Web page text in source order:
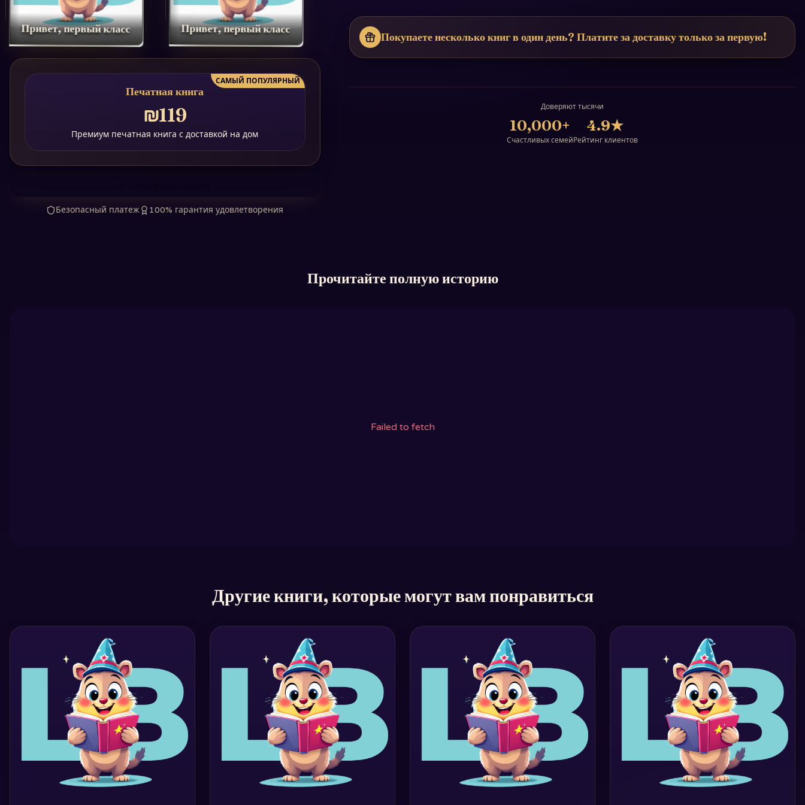
Привет, первый класс Привет, первый класс
САМЫЙ ПОПУЛЯРНЫЙ
Печатная книга
₪119
Премиум печатная книга с доставкой на дом
Безопасный платеж 100% гарантия удовлетворения
Покупаете несколько книг в один день? Платите за доставку только за первую!
Доверяют тысячи
10,000+
Счастливых семей
4.9★
Рейтинг клиентов
Прочитайте полную историю
Failed to fetch
Другие книги, которые могут вам понравиться